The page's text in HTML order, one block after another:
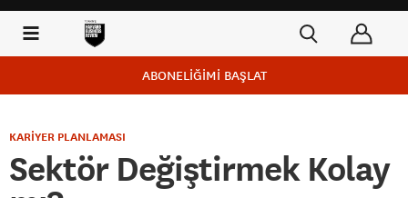
ABONELİĞİMİ BAŞLAT
KARİYER PLANLAMASI
Sektör Değiştirmek Kolay